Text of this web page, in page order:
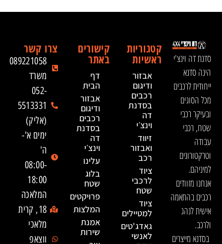
סדנת דה וינצ'י
הינה סדנא
ייחודית לרכבים
מכל הסוגים
ובעיקר רכבי
שטח, רכבי
עבודה
וטרקטורונים
למיניהם.
אנחנו מזוודים
רכבים בהתאמה
אישית לנהג
ולרכב.
בסדנא מייצרים
קטגוריות
ראשיות
אבזור
ודיגום
רכבים
בסדנת
דה
וינצ׳י
זיווד
ואבזור
רכב
ציוד
לרכבי
שטח
ציוד
למטיילים
גאדג'טים
לאנשי
קישורים
באתר
דף
הבית
אבזור
ודיגום
רכבים
בסדנת
דה
וינצ׳י
עלינו
בלוג
שטח
פרויקטים
המלצות
אמנת
שירות
צרו קשר
089221058
משרד
052-
5513331
(אליק)
ימים א'-
ה'
08:00-
18:00
המלאכה
18, קרית
מלאכי
ווצאפ